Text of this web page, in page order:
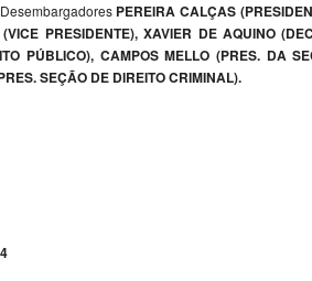
PEREIRA CALÇAS
PRESIDENTE), XAVIER DE AQUINO
PÚBLICO), CAMPOS MELLO (PRES. DA
SEÇÃO DE DIREITO CRIMINAL).